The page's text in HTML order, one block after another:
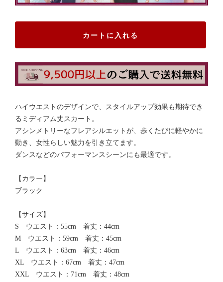
カートに入れる
ハイウエストのデザインで、スタイルアップ効果も期待でき
るミディアム丈スカート。
アシンメトリーなフレアシルエットが、歩くたびに軽やかに
動き、女性らしい魅力を引き立てます。
ダンスなどのパフォーマンスシーンにも最適です。
【カラー】
ブラック
【サイズ】
S ウエスト：55cm 着丈：44cm
M ウエスト：59cm 着丈：45cm
L ウエスト：63cm 着丈：46cm
XL ウエスト：67cm 着丈：47cm
XXL ウエスト：71cm 着丈：48cm